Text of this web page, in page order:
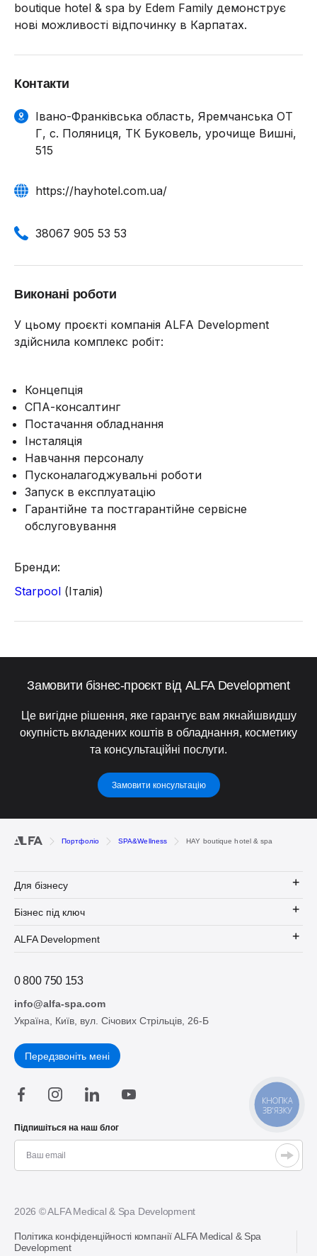
boutique hotel & spa by Edem Family демонструє
нові можливості відпочинку в Карпатах.
Контакти
Івано-Франківська область, Яремчанська ОТ
Г, с. Поляниця, ТК Буковель, урочище Вишні,
515
https://hayhotel.com.ua/
38067 905 53 53
Виконані роботи
У цьому проєкті компанія ALFA Development
здійснила комплекс робіт:
Концепція
СПА-консалтинг
Постачання обладнання
Інсталяція
Навчання персоналу
Пусконалагоджувальні роботи
Запуск в експлуатацію
Гарантійне та постгарантійне сервісне
обслуговування
Бренди:
Starpool (Італія)
Замовити бізнес-проєкт від ALFA Development
Це вигідне рішення, яке гарантує вам якнайшвидшу
окупність вкладених коштів в обладнання, косметику
та консультаційні послуги.
Замовити консультацію
Портфоліо SPA&Wellness HAY boutique hotel & spa
Для бізнесу
Бізнес під ключ
ALFA Development
0 800 750 153
info@alfa-spa.com
Україна, Київ, вул. Січових Стрільців, 26-Б
Передзвоніть мені
Підпишіться на наш блог
2026 © ALFA Medical & Spa Development
Політика конфіденційності компанії ALFA Medical & Spa
Development
КНОПКА
ЗВ'ЯЗКУ